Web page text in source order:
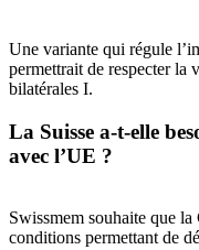
Une variante qui régule
permettrait de respecter la
bilatérales I.
La Suisse a-t-elle
avec l’UE ?
Swissmem souhaite que
conditions permettant de